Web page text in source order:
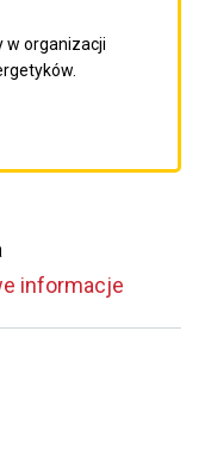
w organizacji
do następnego
informacje